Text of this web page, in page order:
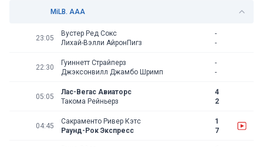
MiLB. ААА
23:05
Вустер Ред Сокс
-
-
Лихай-Вэлли АйронПигз
22:30
Гуиннетт Страйперз
-
-
Джэксонвилл Джамбо Шримп
05:05
Лас-Вегас Авиаторс
4
2
Такома Рейньерз
04:45
Сакраменто Ривер Кэтс
1
7
Раунд-Рок Экспресс